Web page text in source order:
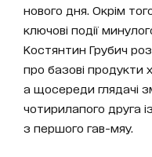
нового дня. Окрім
ключові події
Костянтин Грубич
про базові
а щосереди глядачі
чотирилапого друга
з першого гав-мяу.